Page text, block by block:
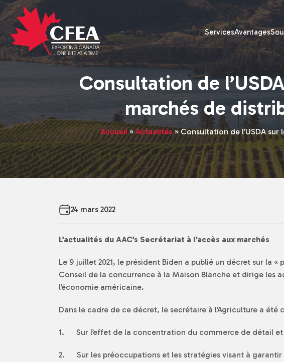
ServicesAvantages
Consultation de
marchés de
Accueil»Actualités»Consultation de l’USDA
24 mars 2022
L’actualités du AAC’s Secrétariat à l’accès aux marchés
Le 9 juillet 2021, le président Biden a publié un décret sur la
Conseil de la concurrence à la Maison Blanche et dirige les
l’économie américaine.
Dans le cadre de ce décret, le secrétaire à l’Agriculture a
1. Sur l’effet de la concentration du commerce de détail et
2. Sur les préoccupations et les stratégies visant à